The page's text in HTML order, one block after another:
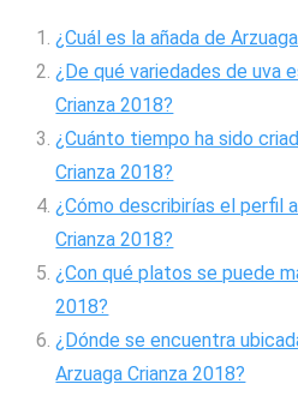
¿Cuál es la añada de
¿De qué variedades de uva
Crianza 2018?
¿Cuánto tiempo ha sido
Crianza 2018?
¿Cómo describirías el perfil
Crianza 2018?
¿Con qué platos se puede
2018?
¿Dónde se encuentra
Arzuaga Crianza 2018?